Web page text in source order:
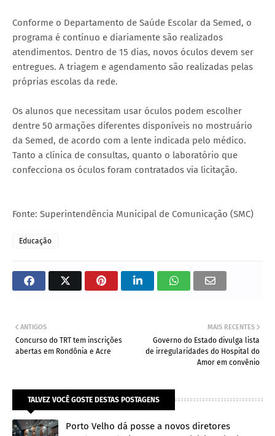
Conforme o Departamento de Saúde Escolar da Semed, o
programa é contínuo e diariamente são realizados
atendimentos. Dentro de 15 dias, novos óculos devem ser
entregues. A triagem e agendamento são realizadas pelas
próprias escolas da rede.
Os alunos que necessitam usar óculos podem escolher
dentre 50 armações diferentes disponíveis no mostruário
da Semed, de acordo com a lente indicada pelo médico.
Tanto a clínica de consultas, quanto o laboratório que
confecciona os óculos foram contratados via licitação.
Fonte: Superintendência Municipal de Comunicação (SMC)
Educação
MAIS RECENTES
Governo do Estado divulga lista
de irregularidades do Hospital do
Amor em convênio
ANTIGOS
Concurso do TRT tem inscrições
abertas em Rondônia e Acre
TALVEZ VOCÊ GOSTE DESTAS POSTAGENS
Porto Velho dá posse a novos diretores